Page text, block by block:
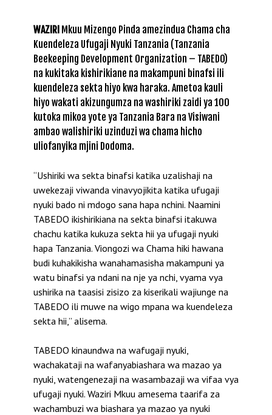
WAZIRI Mkuu Mizengo Pinda amezindua Chama cha
Kuendeleza Ufugaji Nyuki Tanzania (Tanzania
Beekeeping Development Organization – TABEDO)
na kukitaka kishirikiane na makampuni binafsi ili
kuendeleza sekta hiyo kwa haraka. Ametoa kauli
hiyo wakati akizungumza na washiriki zaidi ya 100
kutoka mikoa yote ya Tanzania Bara na Visiwani
ambao walishiriki uzinduzi wa chama hicho
uliofanyika mjini Dodoma.
“Ushiriki wa sekta binafsi katika uzalishaji na
uwekezaji viwanda vinavyojikita katika ufugaji
nyuki bado ni mdogo sana hapa nchini. Naamini
TABEDO ikishirikiana na sekta binafsi itakuwa
chachu katika kukuza sekta hii ya ufugaji nyuki
hapa Tanzania. Viongozi wa Chama hiki hawana
budi kuhakikisha wanahamasisha makampuni ya
watu binafsi ya ndani na nje ya nchi, vyama vya
ushirika na taasisi zisizo za kiserikali wajiunge na
TABEDO ili muwe na wigo mpana wa kuendeleza
sekta hii,” alisema.
TABEDO kinaundwa na wafugaji nyuki,
wachakataji na wafanyabiashara wa mazao ya
nyuki, watengenezaji na wasambazaji wa vifaa vya
ufugaji nyuki. Waziri Mkuu amesema taarifa za
wachambuzi wa biashara ya mazao ya nyuki